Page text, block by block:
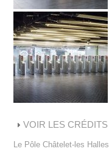
VOIR LES CRÉDITS
Le Pôle Châtelet-les Halles